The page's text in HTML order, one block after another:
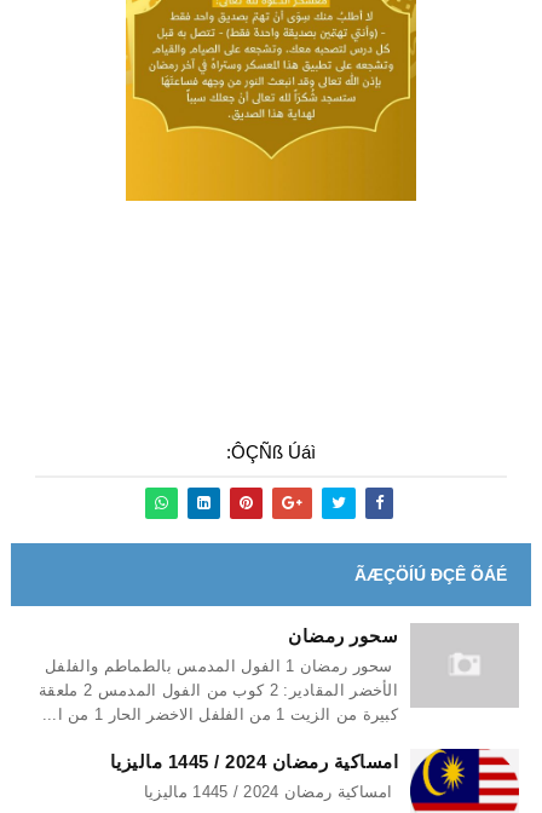
ÔÇÑß Úáì:
ÃÆÇÖÍÚ ÐÇÊ ÕÁÉ
سحور رمضان
سحور رمضان 1 الفول المدمس بالطماطم والفلفل
الأخضر المقادير: 2 كوب من الفول المدمس 2 ملعقة
كبيرة من الزيت 1 من الفلفل الاخضر الحار 1 من ا...
امساكية رمضان 2024 / 1445 ماليزيا
امساكية رمضان 2024 / 1445 ماليزيا